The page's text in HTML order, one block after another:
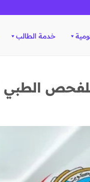
خدمة الطالب
الطبي